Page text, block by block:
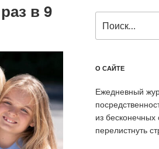
в 9
О САЙТЕ
Ежедневный
из
перелистнуть